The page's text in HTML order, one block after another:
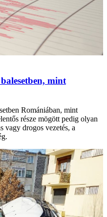
mint
Romániában, mint
része mögött pedig olyan
vagy drogos vezetés, a